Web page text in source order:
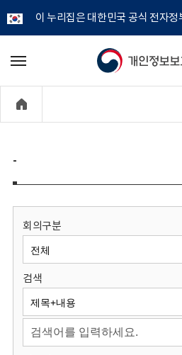
이 누리집은 대한민국 공식 전자정
개
정
보
원
회
메
기
-
회의구분
검색